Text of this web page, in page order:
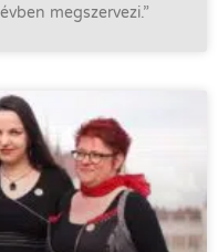
megszervezi.”